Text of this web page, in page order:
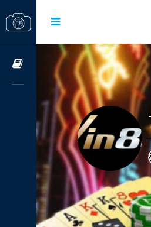
Cursos OnLine